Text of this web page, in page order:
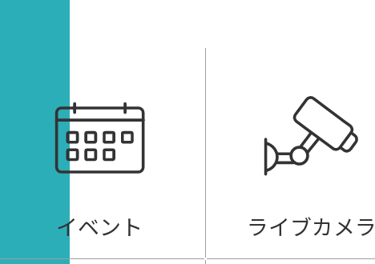
イベント ライブカメラ